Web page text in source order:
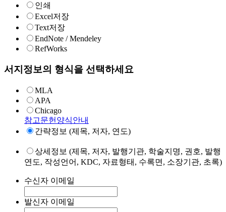
인쇄
Excel저장
Text저장
EndNote / Mendeley
RefWorks
서지정보의 형식을 선택하세요
MLA
APA
Chicago
참고문헌양식안내
간략정보 (제목, 저자, 연도)
상세정보 (제목, 저자, 발행기관, 학술지명, 권호, 발행
연도, 작성언어, KDC, 자료형태, 수록면, 소장기관, 초록)
수신자 이메일
발신자 이메일